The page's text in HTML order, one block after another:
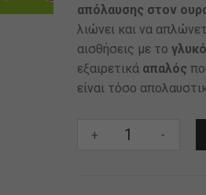
απόλαυσης στον
λιώνει και να
αισθήσεις με το
εξαιρετικά απαλός
είναι τόσο
+
BY
-